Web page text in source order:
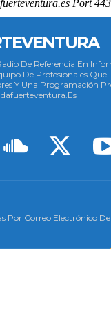
De Referencia En
De Profesionales Que
Y Una Programación
Por Correo Electrónico